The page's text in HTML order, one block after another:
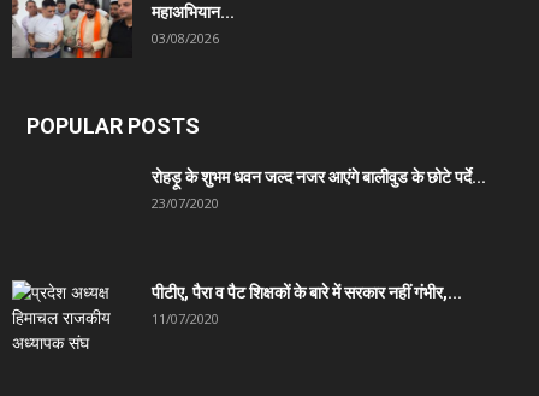
महाअभियान...
03/08/2026
POPULAR POSTS
रोहड़ू के शुभम धवन जल्द नजर आएंगे बालीवुड के छोटे पर्दे...
23/07/2020
पीटीए, पैरा व पैट शिक्षकों के बारे में सरकार नहीं गंभीर,...
11/07/2020